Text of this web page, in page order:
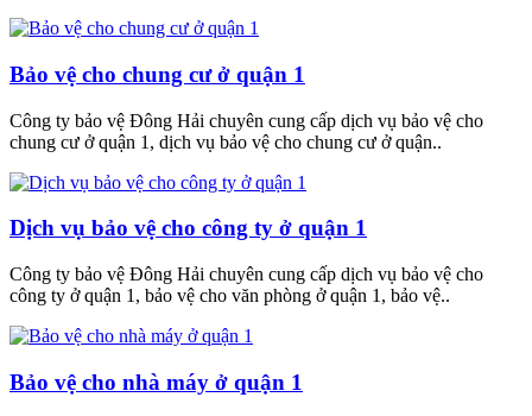
Bảo vệ cho chung cư ở quận 1
Công ty bảo vệ Đông Hải chuyên cung cấp dịch vụ bảo vệ cho
chung cư ở quận 1, dịch vụ bảo vệ cho chung cư ở quận..
Dịch vụ bảo vệ cho công ty ở quận 1
Công ty bảo vệ Đông Hải chuyên cung cấp dịch vụ bảo vệ cho
công ty ở quận 1, bảo vệ cho văn phòng ở quận 1, bảo vệ..
Bảo vệ cho nhà máy ở quận 1